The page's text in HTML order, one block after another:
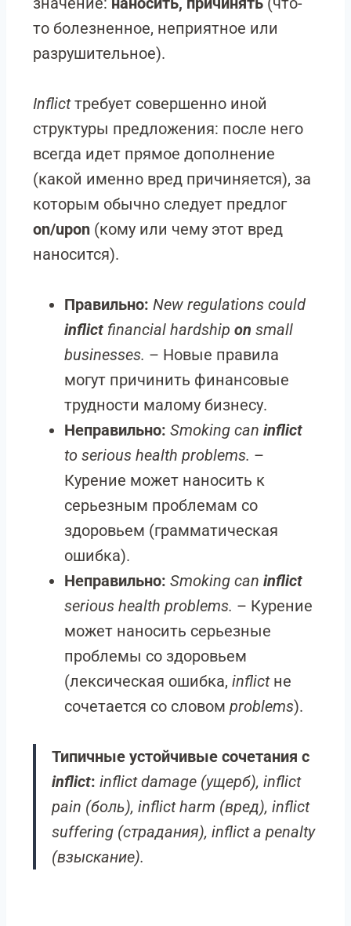
то болезненное, неприятное или
разрушительное).
Inflictтребует совершенно иной
структуры предложения: после него
всегда идет прямое дополнение
(какой именно вред причиняется), за
которым обычно следует предлог
on/upon (кому или чему этот вред
наносится).
Правильно: New regulations could
inflict financial hardship on small
businesses. – Новые правила
могут причинить финансовые
трудности малому бизнесу.
Неправильно: Smoking can inflict
to serious health problems. –
Курение может наносить к
серьезным проблемам со
здоровьем (грамматическая
ошибка).
Неправильно: Smoking can inflict
serious health problems. – Курение
может наносить серьезные
проблемы со здоровьем
(лексическая ошибка, inflictне
сочетается со словом problems).
Типичные устойчивые сочетания с
inflict: inflict damage (ущерб), inflict
pain (боль), inflict harm (вред), inflict
suffering (страдания), inflict a penalty
(взыскание).